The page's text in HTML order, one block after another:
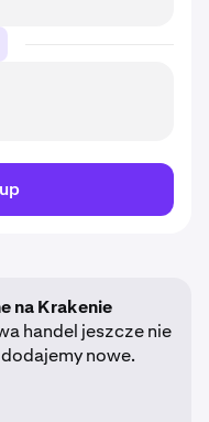
na Krakenie
handel jeszcze nie
nowe.